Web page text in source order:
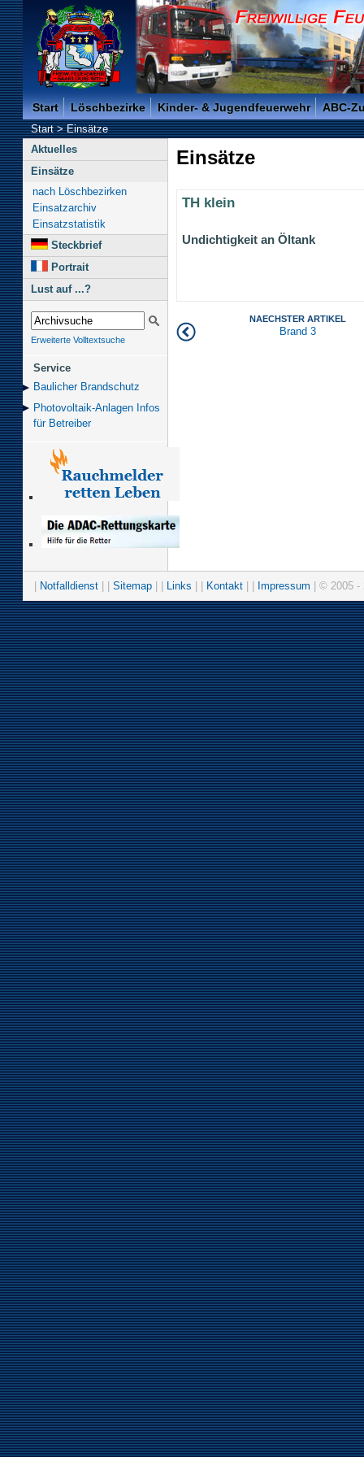
Freiwillige Feuerwehr der Kreisstadt Saarlouis -
Start Löschbezirke Kinder- & Jugendfeuerwehr ABC-
Start>Einsätze
Aktuelles
Einsätze
nach Löschbezirken
Einsatzarchiv
Einsatzstatistik
Steckbrief
Portrait
Lust auf ...?
Erweiterte Volltextsuche
Service
Baulicher Brand­schutz
Photovoltaik-Anlagen Infos
für Betreiber
Einsätze
TH klein
Undichtigkeit an Öltank
NAECHSTER ARTIKEL
Brand 3
Notfalldienst Sitemap Links Kontakt Impressum | © 2005 -